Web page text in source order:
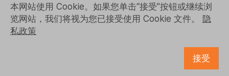
+86 (028) 6522-5329
contact-us@logrusit.com
我们的网站
本网站使用 Cookie。如果您单击“接受”按钮或继续浏
览网站，我们将视为您已接受使用 Cookie 文件。 隐
私政策
接受